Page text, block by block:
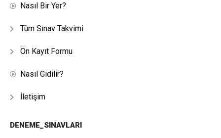
Nasıl Bir Yer?
Tüm Sınav Takvimi
Ön Kayıt Formu
Nasıl Gidilir?
İletişim
DENEME_SINAVLARI